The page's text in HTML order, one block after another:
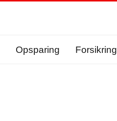
Opsparing Forsikring